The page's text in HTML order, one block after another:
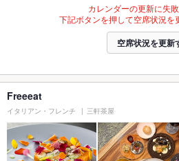
カレンダーの更新に失敗
下記ボタンを押して空席状況を
空席状況を更新
Freeeat
イタリアン・フレンチ 三軒茶屋